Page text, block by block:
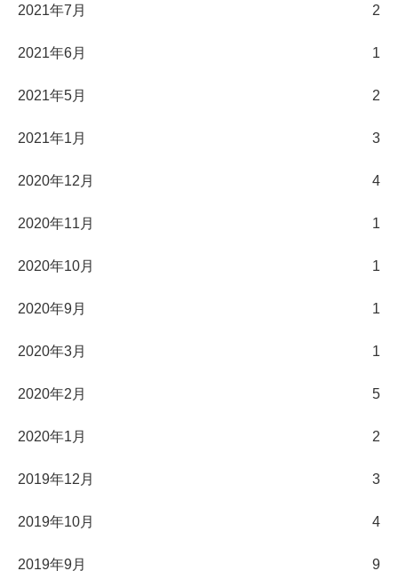
2021年7月 2
2021年6月 1
2021年5月 2
2021年1月 3
2020年12月 4
2020年11月 1
2020年10月 1
2020年9月 1
2020年3月 1
2020年2月 5
2020年1月 2
2019年12月 3
2019年10月 4
2019年9月 9